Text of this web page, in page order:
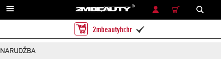
TRAŽENJE
2mbeautyhr.hr 
NARUDŽBA